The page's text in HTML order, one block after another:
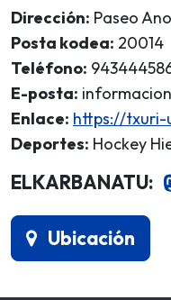
Dirección: Paseo
Posta kodea: 20014
Teléfono:
E-posta:
Enlace: https://txuri-
Deportes: Hockey
ELKARBANATU:
Ubicación